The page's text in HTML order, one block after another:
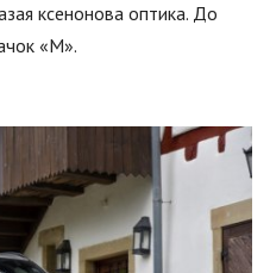
ксенонова оптика. До
«М».